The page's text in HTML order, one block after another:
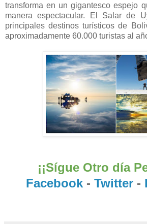
transforma en un gigantesco espejo
manera espectacular. El Salar de
principales destinos turísticos de
aproximadamente 60.000 turistas al
¡¡Sígue Otro día
Facebook- Twitter-